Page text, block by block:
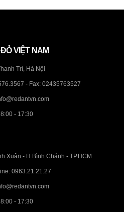
VIỆT NAM
Trì, Hà Nội
- Fax: 02435763527
- 17:30
Xuân - H.Bình Chánh - TP.HCM
0963.21.21.27
- 17:30